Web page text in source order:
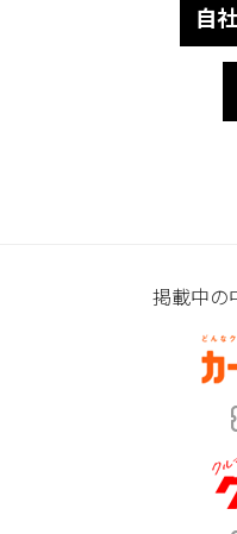
自
掲載中の